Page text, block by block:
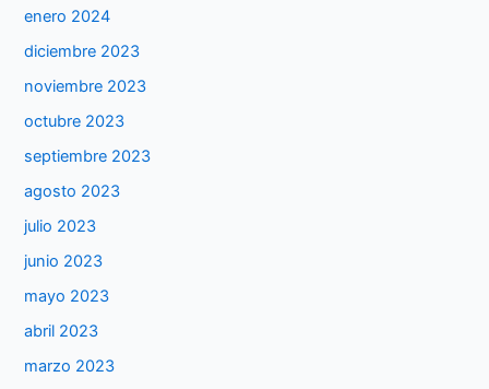
enero 2024
diciembre 2023
noviembre 2023
octubre 2023
septiembre 2023
agosto 2023
julio 2023
junio 2023
mayo 2023
abril 2023
marzo 2023